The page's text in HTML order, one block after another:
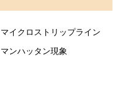
マイクロストリップライン
マンハッタン現象